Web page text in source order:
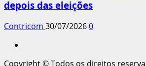
depois das eleições
Contricom 30/07/20260
Copyright © Todos os direitos